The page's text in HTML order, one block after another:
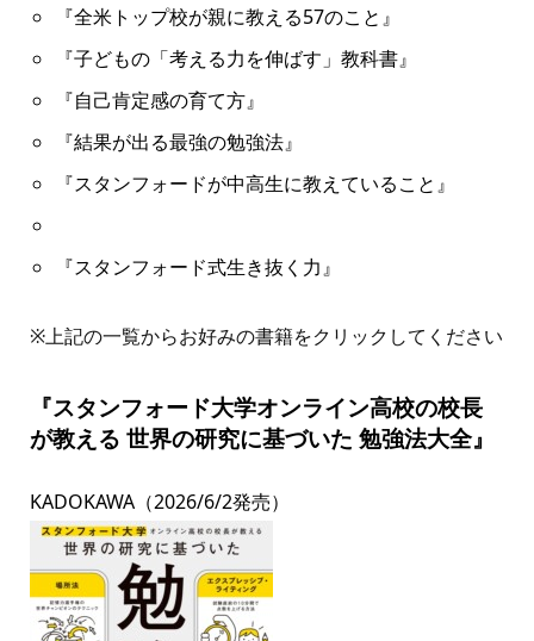
『全米トップ校が親に教える57のこと』
『子どもの「考える力を伸ばす」教科書』
『自己肯定感の育て方』
『結果が出る最強の勉強法』
『スタンフォードが中高生に教えていること』
『スタンフォード式生き抜く力』
※上記の一覧からお好みの書籍をクリックしてください
『スタンフォード大学オンライン高校の校長
が教える 世界の研究に基づいた 勉強法大全』
KADOKAWA（2026/6/2発売）